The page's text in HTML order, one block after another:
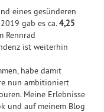
eines gesünderen
gab es ca.4,25
Rennrad
ist weiterhin
habe damit
nun ambitioniert
Meine Erlebnisse
und auf meinem Blog